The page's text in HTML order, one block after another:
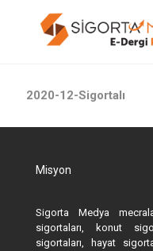
2020-12-Sigortalı
Misyon
Sigorta Medya
sigortaları, konut
sigortaları, hayat